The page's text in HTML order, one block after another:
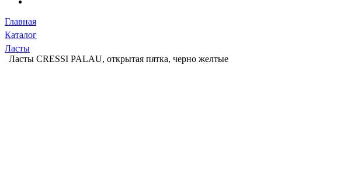
Главная
Каталог
Ласты
Ласты CRESSI PALAU, открытая пятка, черно желтые